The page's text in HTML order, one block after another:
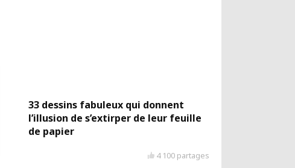
33 dessins fabuleux qui donnent
l’illusion de s’extirper de leur feuille
de papier
4 100 partages